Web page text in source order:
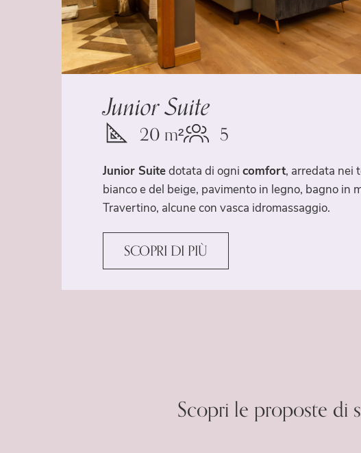
Junior Suite
20 m² 5
Junior Suitedotata di ogni comfort, arredata nei
bianco e del beige, pavimento in legno, bagno in
Travertino, alcune con vasca idromassaggio.
SCOPRI DI PIÙ
Scopri le proposte di